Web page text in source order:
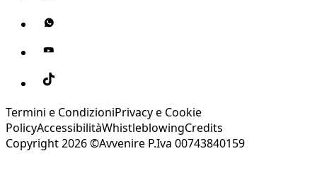
Termini e CondizioniPrivacy e Cookie
PolicyAccessibilitàWhistleblowingCredits
Copyright 2026 ©Avvenire P.Iva 00743840159